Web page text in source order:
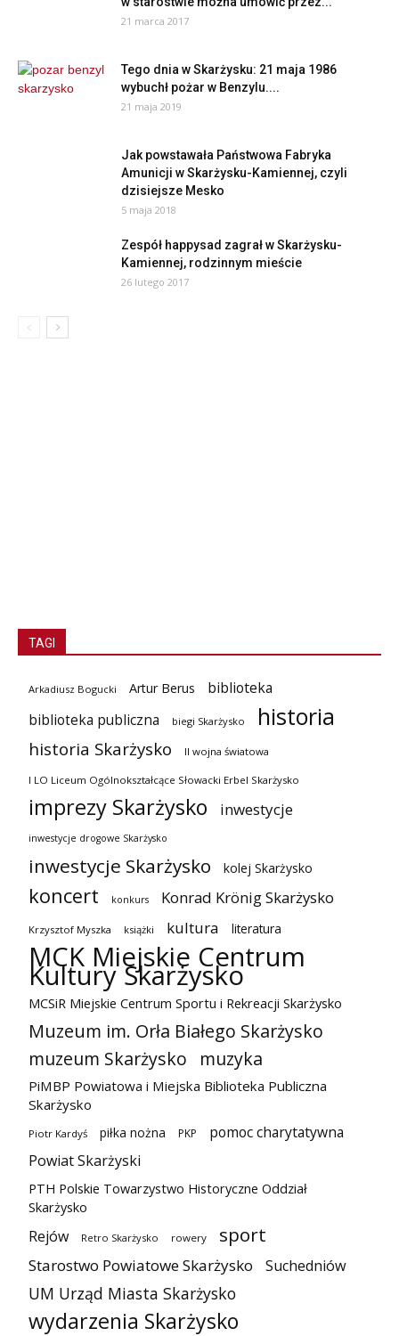
21 marca 2017
Tego dnia w Skarżysku: 21 maja 1986
wybuchł pożar w Benzylu....
21 maja 2019
Jak powstawała Państwowa Fabryka
Amunicji w Skarżysku-Kamiennej, czyli
dzisiejsze Mesko
5 maja 2018
Zespół happysad zagrał w Skarżysku-
Kamiennej, rodzinnym mieście
26 lutego 2017
TAGI
Arkadiusz Bogucki Artur Berus
biblioteka
biblioteka publiczna
biegi Skarżysko historia
historia Skarżysko II wojna światowa
I LO Liceum Ogólnokształcące Słowacki Erbel Skarżysko
imprezy Skarżysko inwestycje
inwestycje drogowe Skarżysko
inwestycje Skarżysko kolej Skarżysko
koncert konkurs Konrad Krönig Skarżysko
Krzysztof Myszka książki kultura literatura
MCK Miejskie Centrum
Kultury Skarżysko
MCSiR Miejskie Centrum Sportu i Rekreacji Skarżysko
Muzeum im. Orła Białego Skarżysko
muzeum Skarżysko
muzyka
PiMBP Powiatowa i Miejska Biblioteka Publiczna
Skarżysko
Piotr Kardyś piłka nożna PKP
pomoc charytatywna
Powiat Skarżyski
PTH Polskie Towarzystwo Historyczne Oddział
Skarżysko
Rejów Retro Skarżysko rowery sport
Starostwo Powiatowe Skarżysko Suchedniów
UM Urząd Miasta Skarżysko
wydarzenia Skarżysko